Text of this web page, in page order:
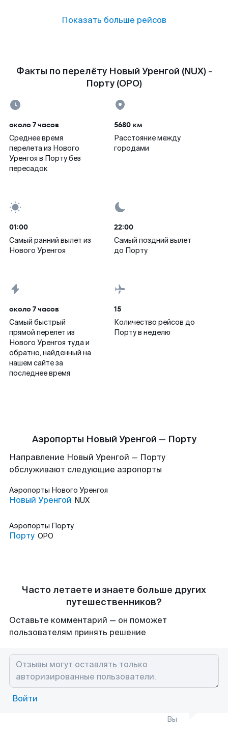
Показать больше рейсов
Факты по перелёту Новый Уренгой (NUX) -
Порту (OPO)
около 7 часов
Среднее время
перелета из Нового
Уренгоя в Порту без
пересадок
5680 км
Расстояние между
городами
01:00
Самый ранний вылет из
Нового Уренгоя
22:00
Самый поздний вылет
до Порту
около 7 часов
Самый быстрый
прямой перелет из
Нового Уренгоя туда и
обратно, найденный на
нашем сайте за
последнее время
15
Количество рейсов до
Порту в неделю
Аэропорты Новый Уренгой — Порту
Направление Новый Уренгой — Порту
обслуживают следующие аэропорты
Аэропорты Нового Уренгоя
Новый Уренгой NUX
Аэропорты Порту
Порту OPO
Часто летаете и знаете больше других
путешественников?
Оставьте комментарий — он поможет
пользователям принять решение
Войти
Вы